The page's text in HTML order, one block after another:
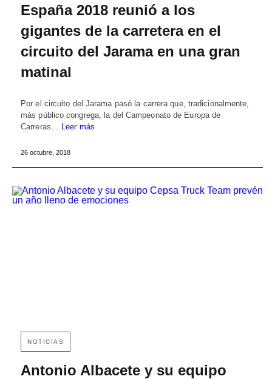
España 2018 reunió a los
gigantes de la carretera en el
circuito del Jarama en una gran
matinal
Por el circuito del Jarama pasó la carrera que, tradicionalmente,
más público congrega, la del Campeonato de Europa de
Carreras… Leer más
26 octubre, 2018
NOTICIAS
Antonio Albacete y su equipo